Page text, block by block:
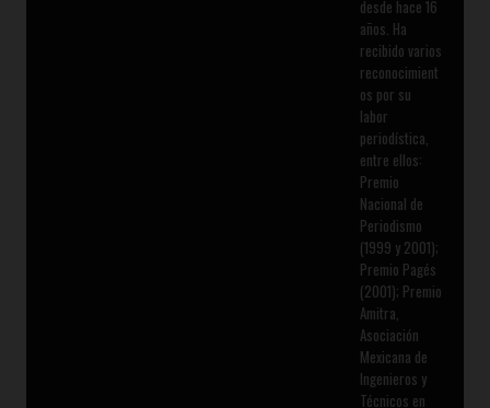
desde hace 16
años. Ha
recibido varios
reconocimient
os por su
labor
periodística,
entre ellos:
Premio
Nacional de
Periodismo
(1999 y 2001);
Premio Pagés
(2001); Premio
Amitra,
Asociación
Mexicana de
Ingenieros y
Técnicos en